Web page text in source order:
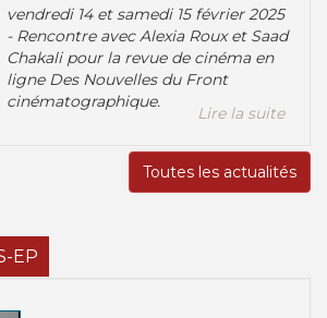
vendredi 14 et samedi 15 février 2025
- Rencontre avec Alexia Roux et Saad
Chakali pour la revue de cinéma en
ligne Des Nouvelles du Front
cinématographique.
Lire la suite
Toutes les actualités
EP